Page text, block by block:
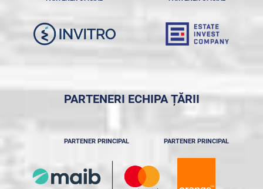
PARTENERI ECHIPA ȚĂRII
PARTENER PRINCIPAL PARTENER PRINCIPAL